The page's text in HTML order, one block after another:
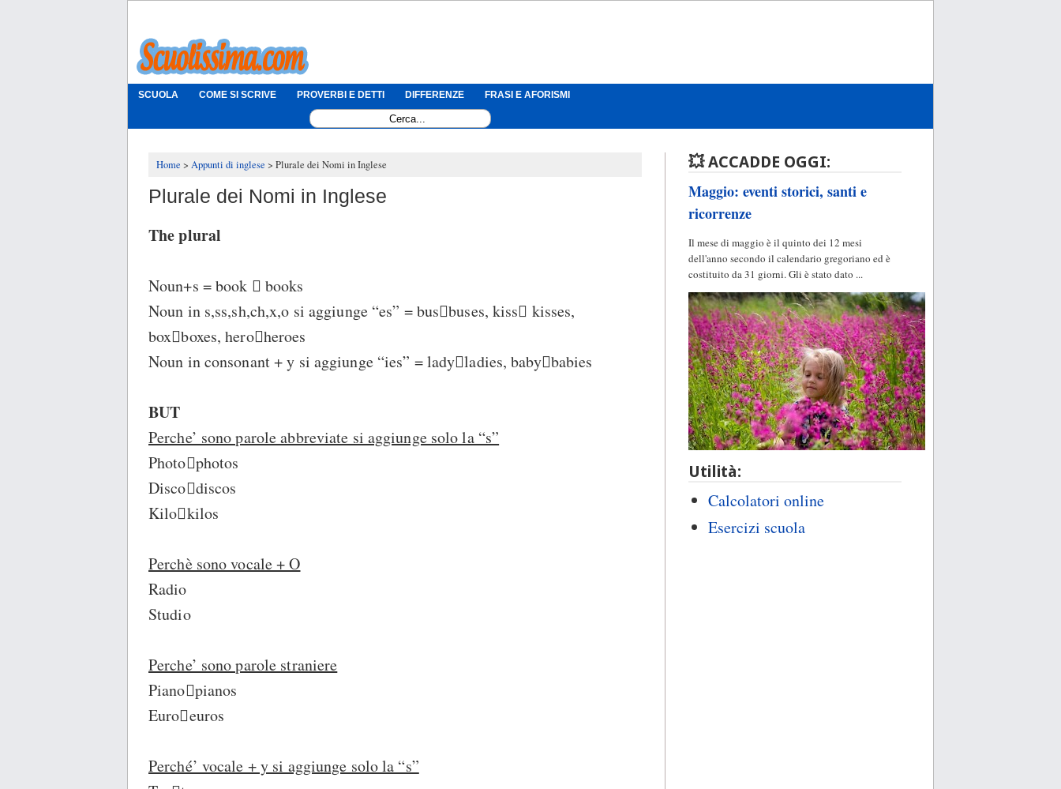
SCUOLA COME SI SCRIVE PROVERBI E DETTI DIFFERENZE FRASI E AFORISMI
Home Appunti di inglese Plurale dei Nomi in Inglese
Plurale dei Nomi in Inglese
The plural
Noun+s = book  books
Noun in s,ss,sh,ch,x,o si aggiunge “es” = busbuses, kiss kisses,
boxboxes, heroheroes
Noun in consonant + y si aggiunge “ies” = ladyladies, babybabies
BUT
Perche’ sono parole abbreviate si aggiunge solo la “s”
Photophotos
Discodiscos
Kilokilos
Perchè sono vocale + O
Radio
Studio
Perche’ sono parole straniere
Pianopianos
Euroeuros
Perché’ vocale + y si aggiunge solo la “s”
💥 ACCADDE OGGI:
Maggio: eventi storici, santi e
ricorrenze
Il mese di maggio è il quinto dei 12 mesi
dell'anno secondo il calendario gregoriano ed è
costituito da 31 giorni. Gli è stato dato ...
Utilità:
Calcolatori online
Esercizi scuola